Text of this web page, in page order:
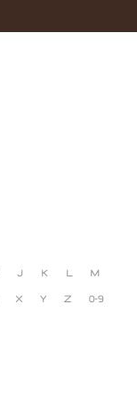
J K L M
X Y Z 0-9